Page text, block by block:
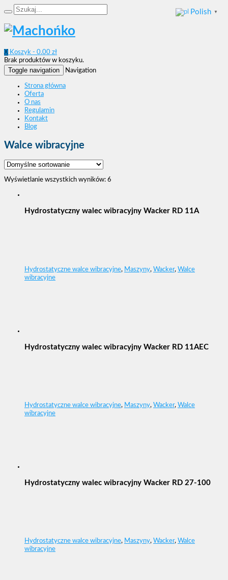
0 Koszyk - 0.00 zł
Brak produktów w koszyku.
Toggle navigation Navigation
Strona główna
Oferta
O nas
Regulamin
Kontakt
Blog
Walce wibracyjne
Wyświetlanie wszystkich wyników: 6
Hydrostatyczny walec wibracyjny Wacker RD 11A
Hydrostatyczne walce wibracyjne, Maszyny, Wacker, Walce
wibracyjne
Hydrostatyczny walec wibracyjny Wacker RD 11AEC
Hydrostatyczne walce wibracyjne, Maszyny, Wacker, Walce
wibracyjne
Hydrostatyczny walec wibracyjny Wacker RD 27-100
Hydrostatyczne walce wibracyjne, Maszyny, Wacker, Walce
wibracyjne
Polish ▼